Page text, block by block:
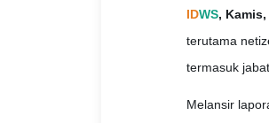
IDWS,
terutama
termasuk
Melansir